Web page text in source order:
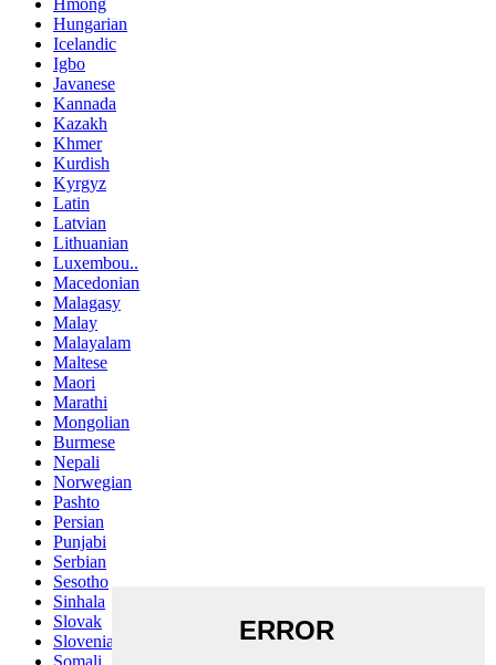
Hmong
Hungarian
Icelandic
Igbo
Javanese
Kannada
Kazakh
Khmer
Kurdish
Kyrgyz
Latin
Latvian
Lithuanian
Luxembou..
Macedonian
Malagasy
Malay
Malayalam
Maltese
Maori
Marathi
Mongolian
Burmese
Nepali
Norwegian
Pashto
Persian
Punjabi
Serbian
Sesotho
Sinhala
Slovak
Slovenian